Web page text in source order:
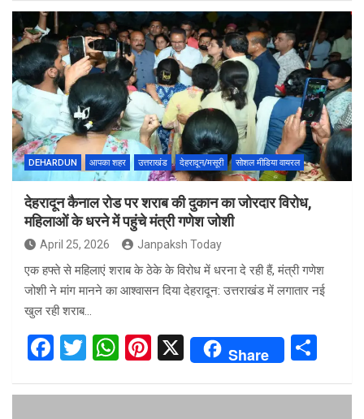
ce
b
o
o
k
tt
er
at
s
A
p
p
er
es
t
ar
e
DEHARDUN आपका शहर उत्तराखंड देहरादून/मसूरी सोशल मीडिया वायरल
देहरादून कैनाल रोड पर शराब की दुकान का जोरदार विरोध,
महिलाओं के धरने में पहुंचे मंत्री गणेश जोशी
April 25, 2026 Janpaksh Today
एक हफ्ते से महिलाएं शराब के ठेके के विरोध में धरना दे रही हैं, मंत्री गणेश
जोशी ने मांग मानने का आश्वासन दिया देहरादून: उत्तराखंड में लगातार नई
खुल रही शराब…
F
ce
T
tt
W
at
Pi
er
X Share
ar